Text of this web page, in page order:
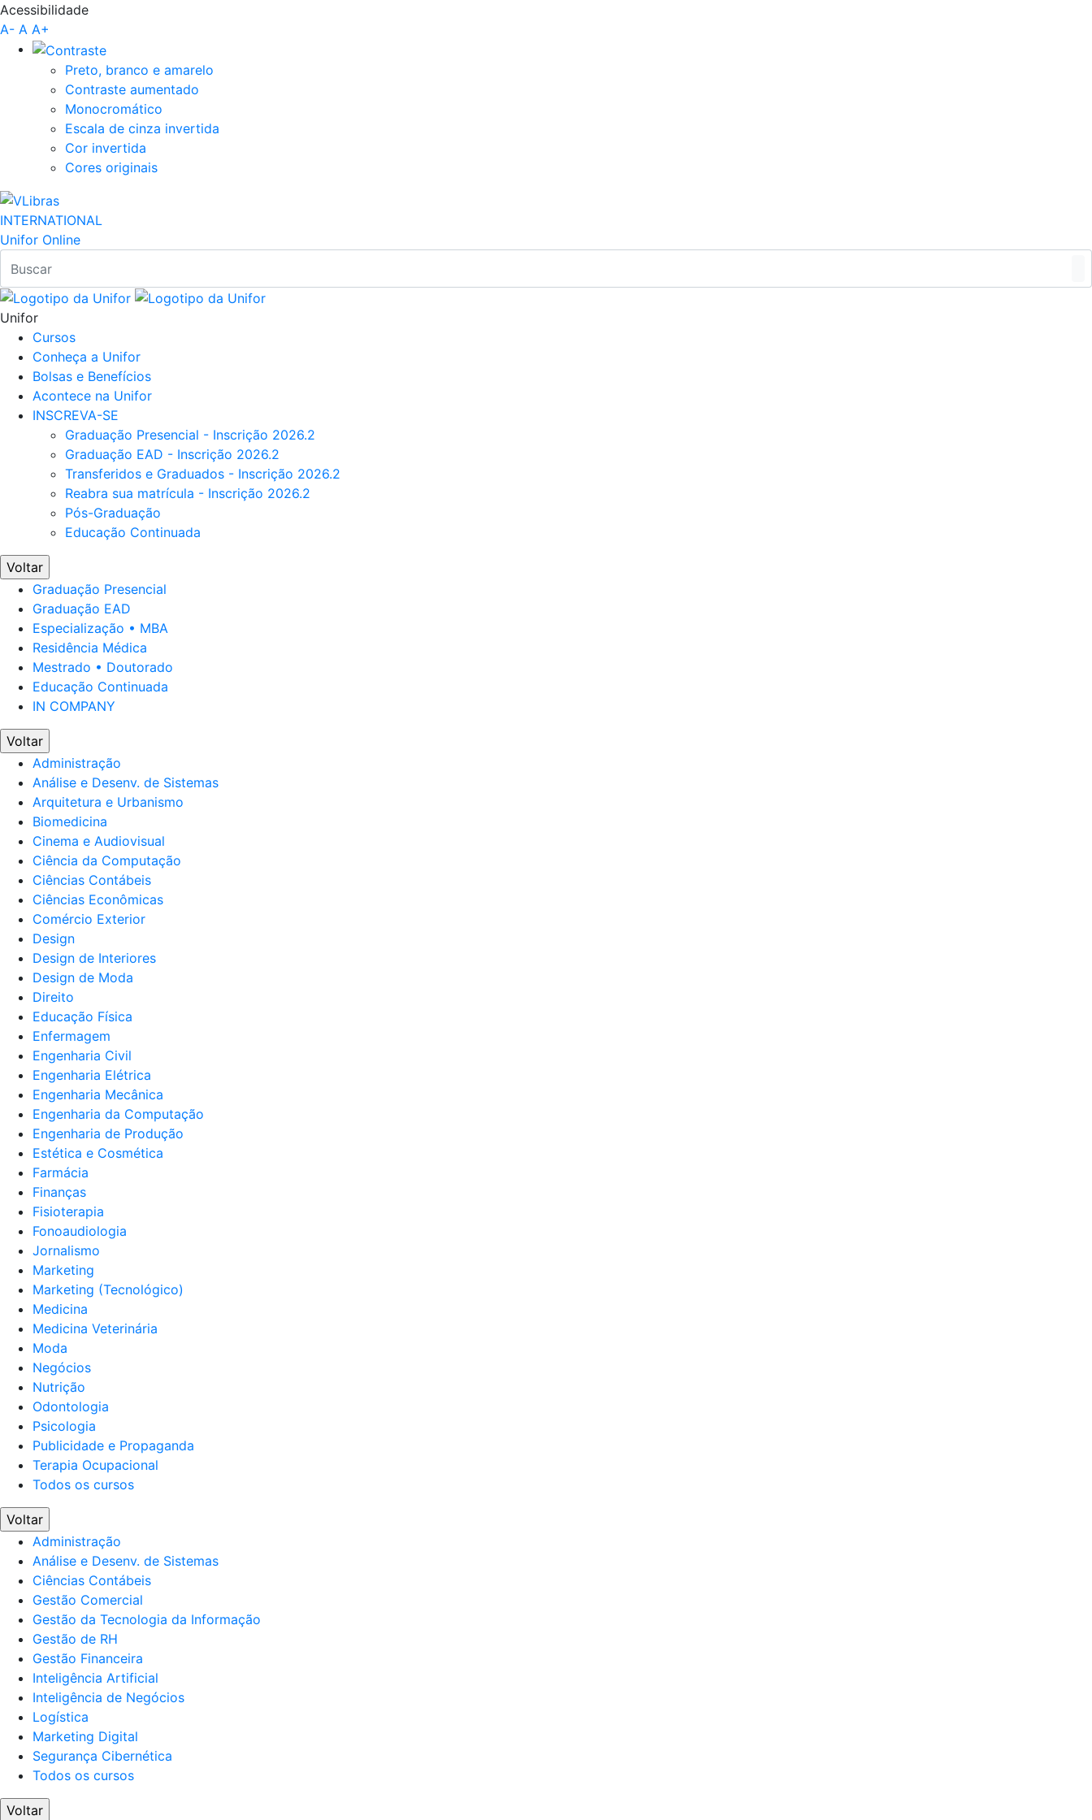
Pular para o Conteúdo principal
Acessibilidade
A- A A+
Preto, branco e amarelo
Contraste aumentado
Monocromático
Escala de cinza invertida
Cor invertida
Cores originais
INTERNATIONAL
Unifor Online
Unifor
Cursos
Conheça a Unifor
Bolsas e Benefícios
Acontece na Unifor
INSCREVA-SE
Graduação Presencial - Inscrição 2026.2
Graduação EAD - Inscrição 2026.2
Transferidos e Graduados - Inscrição 2026.2
Reabra sua matrícula - Inscrição 2026.2
Pós-Graduação
Educação Continuada
Voltar
Graduação Presencial
Graduação EAD
Especialização • MBA
Residência Médica
Mestrado • Doutorado
Educação Continuada
IN COMPANY
Voltar
Administração
Análise e Desenv. de Sistemas
Arquitetura e Urbanismo
Biomedicina
Cinema e Audiovisual
Ciência da Computação
Ciências Contábeis
Ciências Econômicas
Comércio Exterior
Design
Design de Interiores
Design de Moda
Direito
Educação Física
Enfermagem
Engenharia Civil
Engenharia Elétrica
Engenharia Mecânica
Engenharia da Computação
Engenharia de Produção
Estética e Cosmética
Farmácia
Finanças
Fisioterapia
Fonoaudiologia
Jornalismo
Marketing
Marketing (Tecnológico)
Medicina
Medicina Veterinária
Moda
Negócios
Nutrição
Odontologia
Psicologia
Publicidade e Propaganda
Terapia Ocupacional
Todos os cursos
Voltar
Administração
Análise e Desenv. de Sistemas
Ciências Contábeis
Gestão Comercial
Gestão da Tecnologia da Informação
Gestão de RH
Gestão Financeira
Inteligência Artificial
Inteligência de Negócios
Logística
Marketing Digital
Segurança Cibernética
Todos os cursos
Voltar